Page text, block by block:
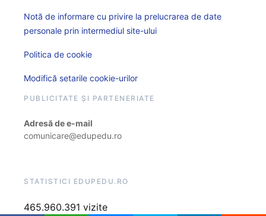
Notă de informare cu privire la prelucrarea de date
personale prin intermediul site-ului
Politica de cookie
Modifică setarile cookie-urilor
PUBLICITATE ȘI PARTENERIATE
Adresă de e-mail
comunicare@edupedu.ro
STATISTICI EDUPEDU.RO
465.960.391 vizite